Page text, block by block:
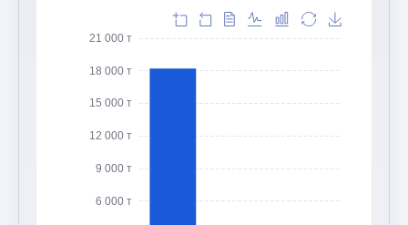
6 000 т
9 000 т
12 000 т
15 000 т
18 000 т
21 000 т